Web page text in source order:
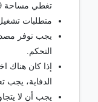
تغطي مساحة 9 متر مربع. الوزن: 30 كجم.
متطلبات
التحكم.
إذا كان هناك
الدفاية، يجب
يجب أن لا يتجاوز